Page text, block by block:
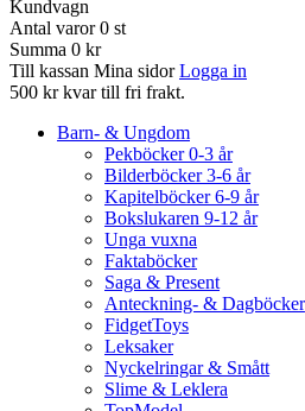
Kundvagn
Antal varor 0 st
Summa 0 kr
Till kassan Mina sidor Logga in
500 kr kvar till fri frakt.
Barn- & Ungdom
Pekböcker 0-3 år
Bilderböcker 3-6 år
Kapitelböcker 6-9 år
Bokslukaren 9-12 år
Unga vuxna
Faktaböcker
Saga & Present
Anteckning- & Dagböcker
FidgetToys
Leksaker
Nyckelringar & Smått
Slime & Leklera